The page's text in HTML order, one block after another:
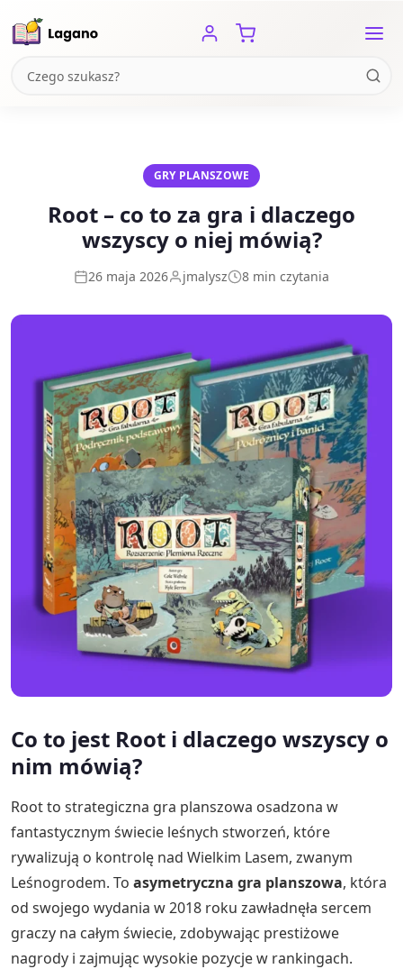
GRY PLANSZOWE
Root – co to za gra i dlaczego
wszyscy o niej mówią?
26 maja 2026 jmalysz 8 min czytania
Co to jest Root i dlaczego wszyscy o
nim mówią?
Root to strategiczna gra planszowa osadzona w
fantastycznym świecie leśnych stworzeń, które
rywalizują o kontrolę nad Wielkim Lasem, zwanym
Leśnogrodem. To asymetryczna gra planszowa, która
od swojego wydania w 2018 roku zawładnęła sercem
graczy na całym świecie, zdobywając prestiżowe
nagrody i zajmując wysokie pozycje w rankingach.